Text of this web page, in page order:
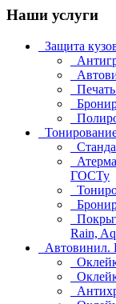
Наши услуги
Защита
ГОСТу
Rain,
Автовинил.